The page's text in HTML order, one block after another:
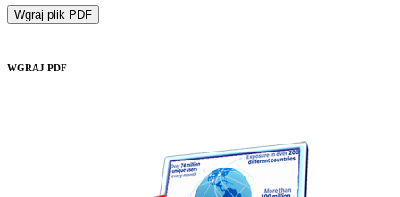
Wgraj plik PDF
WGRAJ PDF